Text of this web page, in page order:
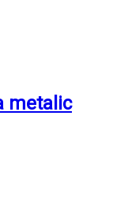
metalic